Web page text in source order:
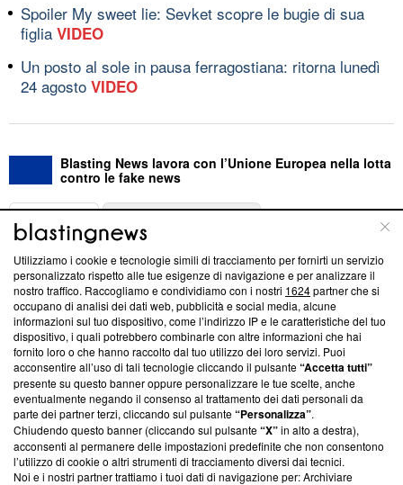
Spoiler My sweet lie: Sevket scopre le bugie di sua
figlia VIDEO
Un posto al sole in pausa ferragostiana: ritorna lunedì
24 agosto VIDEO
Blasting News lavora con l’Unione Europea nella lotta
contro le fake news
ABOUT
Questa sezione offre informazioni trasparenti su Blasting
News, sui nostri processi editoriali e su come ci impegniamo a
creare news di qualità. Inoltre, afferma la nostra aderenza a
‘Trust Project - News with Integrity’Blasting News non è
ancora membro del programma, ma ha richiesto di farne
parte; Trust Project non ha ancora effettuato una verifica di
conformità agli standard.
Su di noi
Team editoriale
Utilizziamo i cookie e tecnologie simili di tracciamento per fornirti un servizio
personalizzato rispetto alle tue esigenze di navigazione e per analizzare il
nostro traffico. Raccogliamo e condividiamo con i nostri 1624partner che si
occupano di analisi dei dati web, pubblicità e social media, alcune
informazioni sul tuo dispositivo, come l’indirizzo IP e le caratteristiche del tuo
dispositivo, i quali potrebbero combinarle con altre informazioni che hai
fornito loro o che hanno raccolto dal tuo utilizzo dei loro servizi. Puoi
acconsentire all’uso di tali tecnologie cliccando il pulsante“Accetta tutti”
presente su questo banner oppure personalizzare le tue scelte, anche
eventualmente negando il consenso al trattamento dei dati personali da
parte dei partner terzi, cliccando sul pulsante“Personalizza”.
Chiudendo questo banner (cliccando sul pulsante“X”in alto a destra),
acconsenti al permanere delle impostazioni predefinite che non consentono
l’utilizzo di cookie o altri strumenti di tracciamento diversi dai tecnici.
Noi e i nostri partner trattiamo i tuoi dati di navigazione per: Archiviare